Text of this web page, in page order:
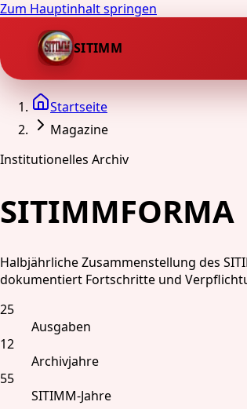
Zum Hauptinhalt springen
SITIMM
Startseite
Magazine
Institutionelles Archiv
SITIMMFORMA
Halbjährliche Zusammenstellung des
dokumentiert Fortschritte und
25
Ausgaben
12
Archivjahre
55
SITIMM-Jahre